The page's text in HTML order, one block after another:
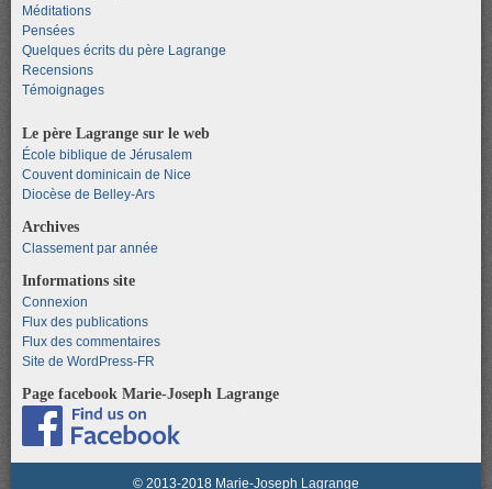
Méditations
Pensées
Quelques écrits du père Lagrange
Recensions
Témoignages
Le père Lagrange sur le web
École biblique de Jérusalem
Couvent dominicain de Nice
Diocèse de Belley-Ars
Archives
Classement par année
Informations site
Connexion
Flux des publications
Flux des commentaires
Site de WordPress-FR
Page facebook Marie-Joseph Lagrange
© 2013-2018 Marie-Joseph Lagrange